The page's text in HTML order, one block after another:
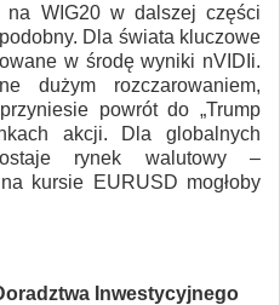
na WIG20 w dalszej części
Dla świata kluczowe
w środę wyniki nVIDIi.
rozczarowaniem,
powrót do „Trump
akcji. Dla globalnych
rynek walutowy –
kursie EURUSD mogłoby
Inwestycyjnego